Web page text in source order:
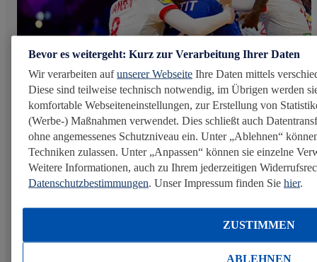
Juni 2025
Lidl bringt frische Power in die
Handball-Halle
Als Official Fresh Food Partner internationaler
Handballturniere begleitet Lidl Spitzenleistungen auf
dem Spielfeld – und setzt sich zugleich für
Gleichberechtigung, sportliche Exzellenz und die
Bevor es weitergeht: Kurz zur Verarbeitung Ihrer Daten
Wir verarbeiten aufunserer Webseite Ihre Daten mittels
Diese sind teilweise technisch notwendig, im Übrigen werden
komfortable Webseiteneinstellungen, zur Erstellung von
(Werbe-) Maßnahmen verwendet. Dies schließt auch
ohne angemessenes Schutzniveau ein. Unter „Ablehnen“
Techniken zulassen. Unter „Anpassen“ können sie einzelne
Weitere Informationen, auch zu Ihrem jederzeitigen
Datenschutzbestimmungen . Unser Impressum finden Sie hier.
ABLEHNEN
ZUSTIMMEN